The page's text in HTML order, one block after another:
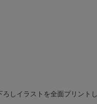
しイラストを全面プリント